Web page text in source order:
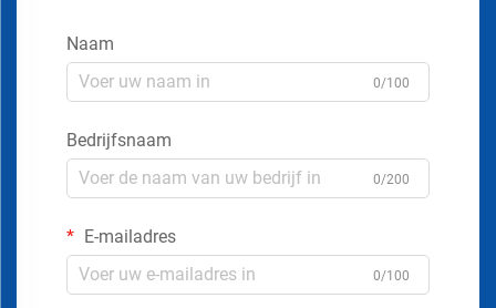
Naam
0/100
Bedrijfsnaam
0/200
E-mailadres
0/100